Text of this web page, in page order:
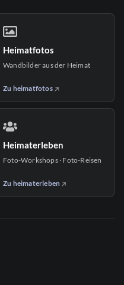
Heimatfotos
Wandbilder aus der Heimat
Zu heimatfotos
Heimaterleben
Foto-Workshops · Foto-Reisen
Zu heimaterleben